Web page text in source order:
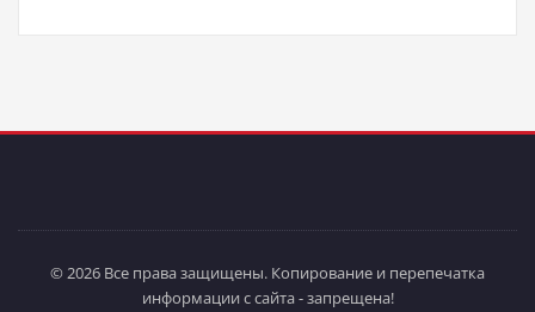
© 2026 Все права защищены. Копирование и перепечатка
информации с сайта - запрещена!